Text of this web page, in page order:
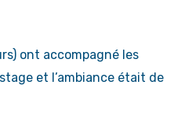
ont accompagné les
et l’ambiance était de